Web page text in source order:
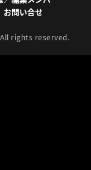
お問い合せ
All rights reserved.